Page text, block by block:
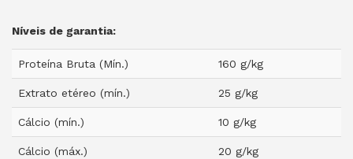
Níveis de garantia:
Proteína Bruta (Mín.) 160 g/kg
Extrato etéreo (mín.) 25 g/kg
Cálcio (mín.) 10 g/kg
Cálcio (máx.) 20 g/kg